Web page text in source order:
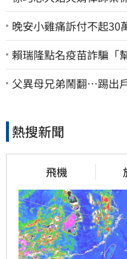
晚安小雞痛訴付不起30
賴瑞隆點名疫苗詐騙「
句被網罵爆
父異母兄弟鬧翻…踢出
熱搜新聞
飛機